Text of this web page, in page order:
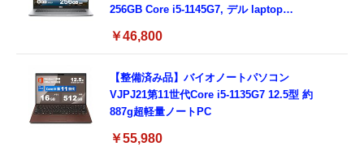
256GB Core i5-1145G7, デル laptop
ド付き (整備済み品)
￥46,800
【整備済み品】バイオノートパソコン
VJPJ21第11世代Core i5-1135G7 12.5型 約
887g超軽量ノートPC
￥55,980